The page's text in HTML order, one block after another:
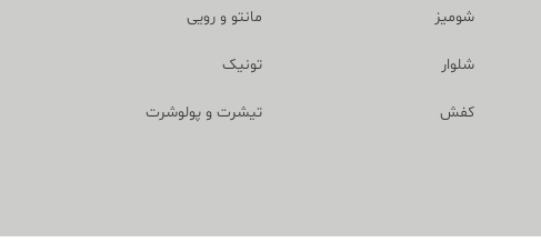
شومیز
شلوار
کفش
مانتو و رویی
تونیک
تیشرت و پولوشرت